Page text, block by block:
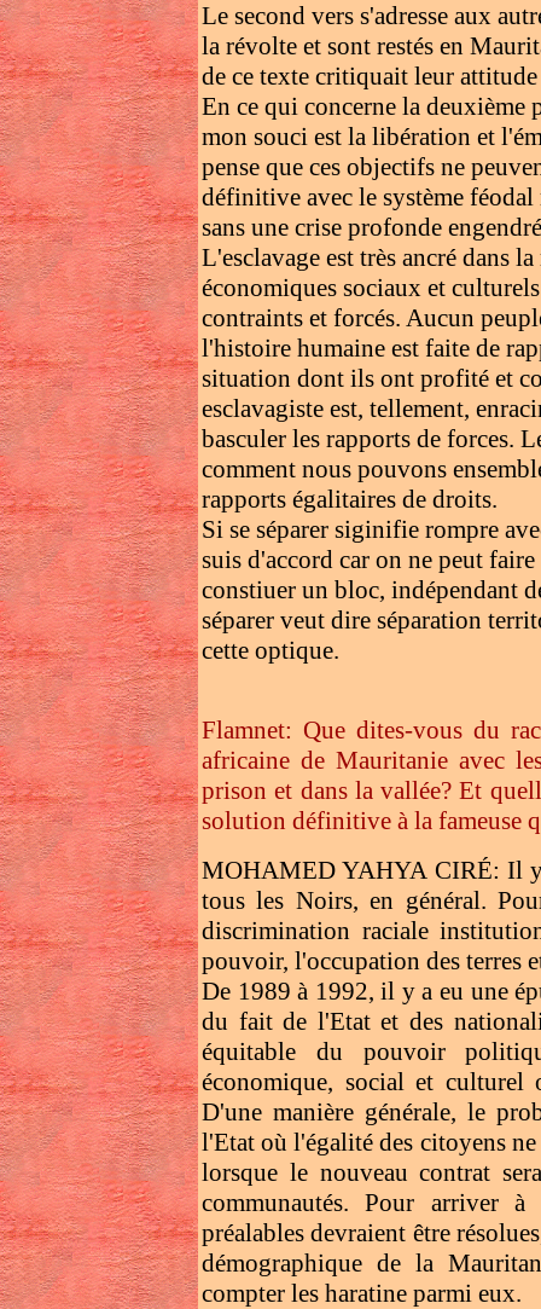
Le second vers s'adresse aux
la révolte et sont restés en
de ce texte critiquait leur
En ce qui concerne la deuxième
mon souci est la libération et
pense que ces objectifs ne
définitive avec le système
sans une crise profonde
L'esclavage est très ancré dans
économiques sociaux et
contraints et forcés. Aucun
l'histoire humaine est faite de
situation dont ils ont profité et
esclavagiste est, tellement,
basculer les rapports de forces.
comment nous pouvons
rapports égalitaires de droits.
Si se séparer siginifie rompre
suis d'accord car on ne peut
constiuer un bloc, indépendant
séparer veut dire séparation
cette optique.
Flamnet: Que dites-vous du
africaine de Mauritanie avec
prison et dans la vallée? Et
solution définitive à la fameuse
MOHAMED YAHYA CIRÉ: Il y
tous les Noirs, en général.
discrimination raciale
pouvoir, l'occupation des terres
De 1989 à 1992, il y a eu une
du fait de l'Etat et des
équitable du pouvoir
économique, social et
D'une manière générale, le
l'Etat où l'égalité des citoyens
lorsque le nouveau contrat
communautés. Pour arriver
préalables devraient être
démographique de la
compter les haratine parmi eux.